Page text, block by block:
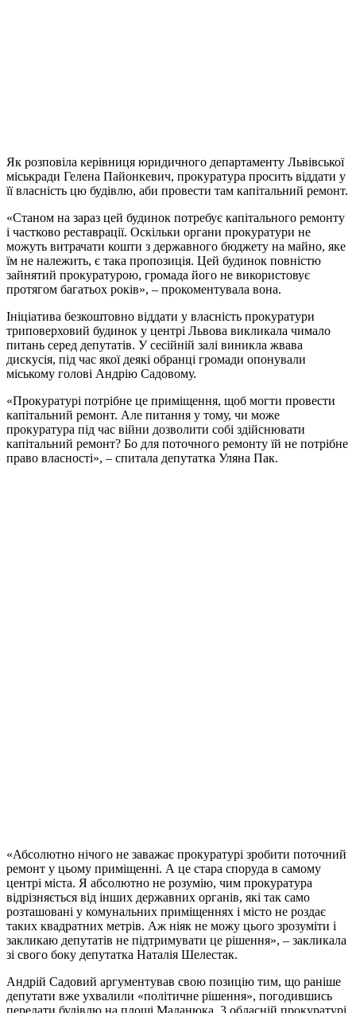
Як розповіла керівниця юридичного департаменту Львівської
міськради Гелена Пайонкевич, прокуратура просить віддати у
її власність цю будівлю, аби провести там капітальний ремонт.
«Станом на зараз цей будинок потребує капітального ремонту
і частково реставрації. Оскільки органи прокуратури не
можуть витрачати кошти з державного бюджету на майно, яке
їм не належить, є така пропозиція. Цей будинок повністю
зайнятий прокуратурою, громада його не використовує
протягом багатьох років», – прокоментувала вона.
Ініціатива безкоштовно віддати у власність прокуратури
триповерховий будинок у центрі Львова викликала чимало
питань серед депутатів. У сесійній залі виникла жвава
дискусія, під час якої деякі обранці громади опонували
міському голові Андрію Садовому.
«Прокуратурі потрібне це приміщення, щоб могти провести
капітальний ремонт. Але питання у тому, чи може
прокуратура під час війни дозволити собі здійснювати
капітальний ремонт? Бо для поточного ремонту їй не потрібне
право власності», – спитала депутатка Уляна Пак.
«Абсолютно нічого не заважає прокуратурі зробити поточний
ремонт у цьому приміщенні. А це стара споруда в самому
центрі міста. Я абсолютно не розумію, чим прокуратура
відрізняється від інших державних органів, які так само
розташовані у комунальних приміщеннях і місто не роздає
таких квадратних метрів. Аж ніяк не можу цього зрозуміти і
закликаю депутатів не підтримувати це рішення», – закликала
зі свого боку депутатка Наталія Шелестак.
Андрій Садовий аргументував свою позицію тим, що раніше
депутати вже ухвалили «політичне рішення», погодившись
передати будівлю на площі Маланюка, 3 обласній прокуратурі.